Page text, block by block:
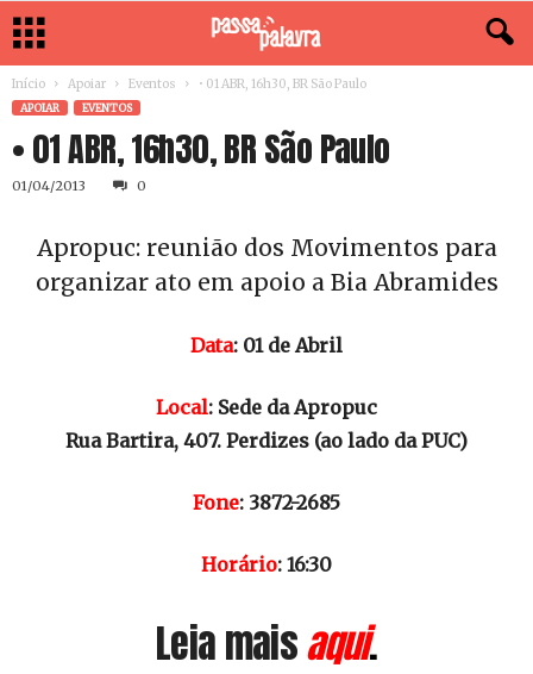
Início Apoiar Eventos • 01 ABR, 16h30, BR São Paulo
APOIAR EVENTOS
• 01 ABR, 16h30, BR São Paulo
01/04/2013 0
Apropuc: reunião dos Movimentos para
Data: 01 de Abril
Local: Sede da Apropuc
Rua Bartira, 407. Perdizes (ao lado da PUC)
Fone: 3872-2685
Horário: 16:30
Leia maisaqui.